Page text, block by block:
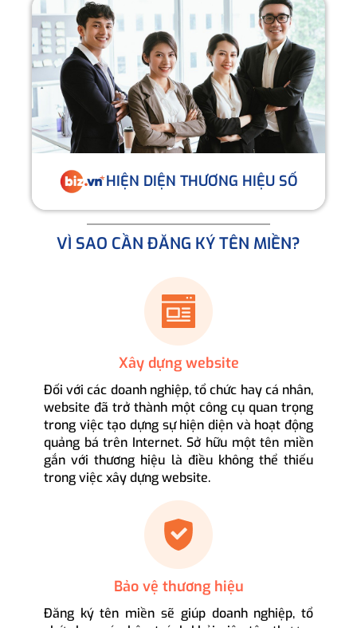
HIỆN DIỆN THƯƠNG HIỆU SỐ
VÌ SAO CẦN ĐĂNG KÝ TÊN MIỀN?
Xây dựng website
Đối với các doanh nghiệp, tổ chức hay cá nhân,
website đã trở thành một công cụ quan trọng
trong việc tạo dựng sự hiện diện và hoạt động
quảng bá trên Internet. Sở hữu một tên miền
gắn với thương hiệu là điều không thể thiếu
trong việc xây dựng website.
Bảo vệ thương hiệu
Đăng ký tên miền sẽ giúp doanh nghiệp, tổ